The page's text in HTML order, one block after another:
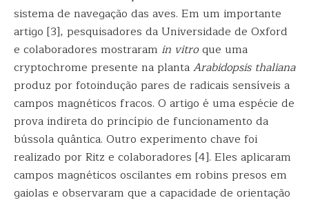
sistema de navegação das aves. Em um importante
artigo [3], pesquisadores da Universidade de Oxford
e colaboradores mostraram in vitroque uma
cryptochrome presente na plantaArabidopsis thaliana
produz por fotoindução pares de radicais sensíveis a
campos magnéticos fracos. O artigo é uma espécie de
prova indireta do princípio de funcionamento da
bússola quântica. Outro experimento chave foi
realizado por Ritz e colaboradores [4]. Eles aplicaram
campos magnéticos oscilantes em robins presos em
gaiolas e observaram que a capacidade de orientação